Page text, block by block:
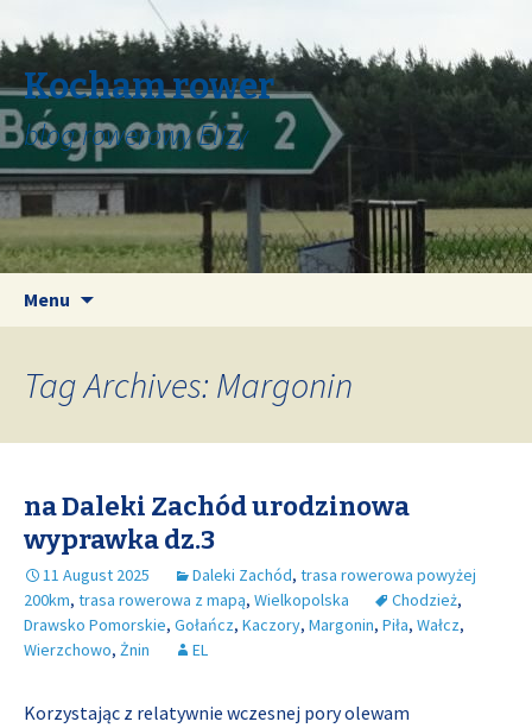
Kocham rower
blog rowerowy Elizy
Menu
Tag Archives: Margonin
na Daleki Zachód urodzinowa
wyprawka dz.3
11 August 2025 Daleki Zachód, trasa rowerowa powyżej
200km, trasa rowerowa z mapą, Wielkopolska Chodzież,
Drawsko Pomorskie, Gołańcz, Kaczory, Margonin, Piła, Wałcz,
Wierzchowo, Żnin EL
Korzystając z relatywnie wczesnej pory olewam